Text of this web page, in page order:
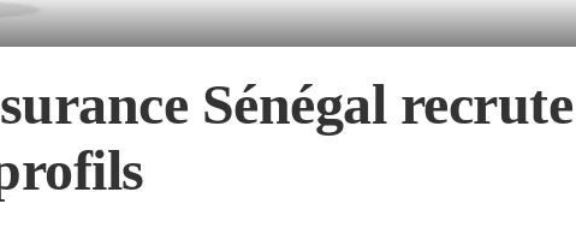
Sénégal recrute